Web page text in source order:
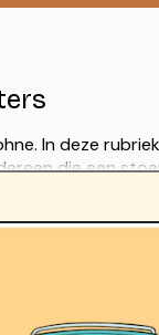
In deze
die een